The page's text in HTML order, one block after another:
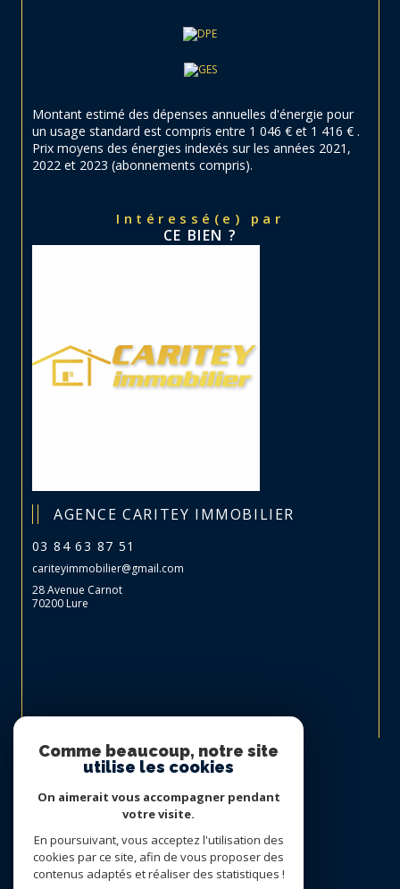
Montant estimé des dépenses annuelles d'énergie pour
un usage standard est compris entre 1 046 € et 1 416 € .
Prix moyens des énergies indexés sur les années 2021,
2022 et 2023 (abonnements compris).
Intéressé(e) par
CE BIEN ?
AGENCE CARITEY IMMOBILIER
03 84 63 87 51
cariteyimmobilier@gmail.com
28 Avenue Carnot
70200 Lure
Comme beaucoup, notre site
utilise les cookies
On aimerait vous accompagner pendant
votre visite.
En poursuivant, vous acceptez l'utilisation des
cookies par ce site, afin de vous proposer des
contenus adaptés et réaliser des statistiques !